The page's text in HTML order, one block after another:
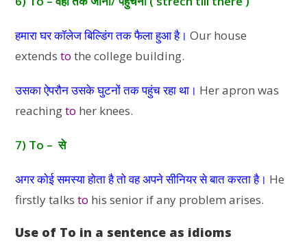
हमारा घर कॉलेज बिल्डिंग तक फैला हुआ है। Our house
extendsto the college building.
उसका ऐपरौन उसके घुटनों तक पहुंच रहा था। Her apron was
reachingto her knees.
7) To – से
अगर कोई समस्या होता है तो वह अपने सीनियर से बात करता है। He
firstly talksto his senior if any problem arises.
Use of To in a sentence as idioms